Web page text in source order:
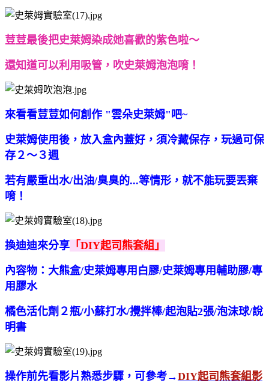
荳荳最後把史萊姆染成她喜歡的紫色啦～
還知道可以利用吸管，吹史萊姆泡泡唷！
來看看荳荳如何創作 "雲朵史萊姆"吧~
史萊姆使用後，放入盒內蓋好，須冷藏保存，玩過可保
存２～３週
若有嚴重出水/出油/臭臭的...等情形，就不能玩要丟棄
唷！
換迪迪來分享 「DIY起司熊套組」
內容物：大熊盒/史萊姆專用白膠/史萊姆專用輔助膠/專
用膠水
橘色活化劑２瓶/小蘇打水/攪拌棒/起泡貼2張/泡沫球/說
明書
操作前先看影片熟悉步驟，可參考→DIY起司熊套組影